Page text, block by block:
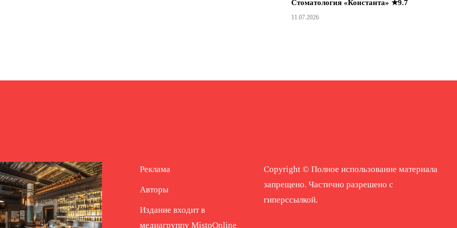
Стоматология «Константа» ★9.7
11.07.2026
Реклама
Авторы
Издание входит в
медиагруппу MistoOnline
Copyright © Полное использование материала
запрещено. Частично разрешено с
гиперссылкой.